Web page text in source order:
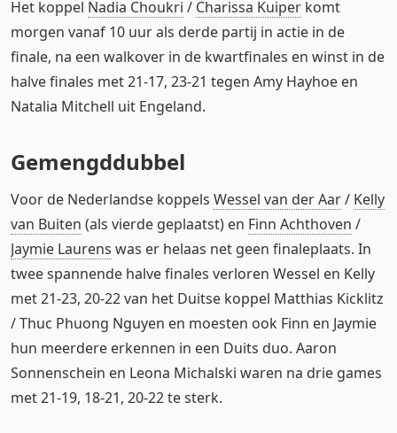
Het koppel Nadia Choukri / Charissa Kuiper komt
morgen vanaf 10 uur als derde partij in actie in de
finale, na een walkover in de kwartfinales en winst in de
halve finales met 21-17, 23-21 tegen Amy Hayhoe en
Natalia Mitchell uit Engeland.
Gemengddubbel
Voor de Nederlandse koppels Wessel van der Aar/ Kelly
van Buiten (als vierde geplaatst) en Finn Achthoven /
Jaymie Laurens was er helaas net geen finaleplaats. In
twee spannende halve finales verloren Wessel en Kelly
met 21-23, 20-22 van het Duitse koppel Matthias Kicklitz
/ Thuc Phuong Nguyen en moesten ook Finn en Jaymie
hun meerdere erkennen in een Duits duo. Aaron
Sonnenschein en Leona Michalski waren na drie games
met 21-19, 18-21, 20-22 te sterk.